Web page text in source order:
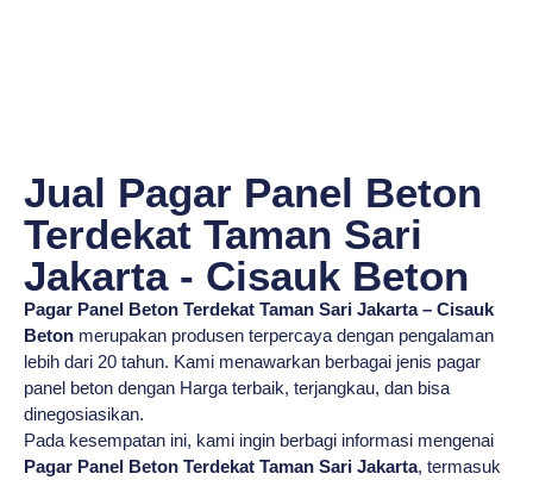
Jual Pagar Panel Beton
Terdekat Taman Sari
Jakarta - Cisauk Beton
Pagar Panel Beton Terdekat Taman Sari Jakarta – Cisauk
Beton merupakan produsen terpercaya dengan pengalaman
lebih dari 20 tahun. Kami menawarkan berbagai jenis pagar
panel beton dengan Harga terbaik, terjangkau, dan bisa
dinegosiasikan.
Pada kesempatan ini, kami ingin berbagi informasi mengenai
Pagar Panel Beton Terdekat Taman Sari Jakarta, termasuk